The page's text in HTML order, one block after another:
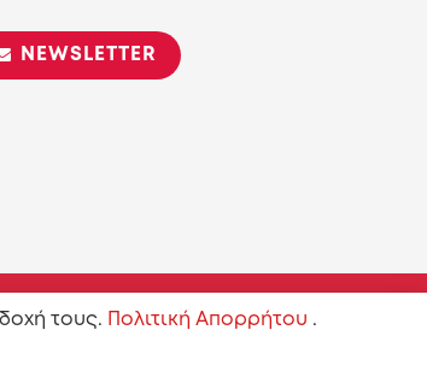
NEWSLETTER
International (CC BY-SA 4.0)
τους. Πολιτική Απορρήτου .